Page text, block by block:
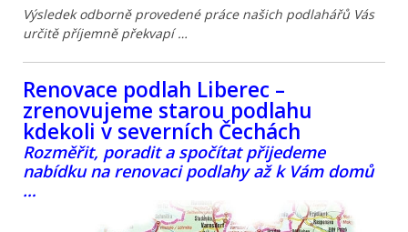
Výsledek odborně provedené práce našich podlahářů Vás
určitě příjemně překvapí …
Renovace podlah Liberec –
zrenovujeme starou podlahu
kdekoli v severních Čechách
Rozměřit, poradit a spočítat přijedeme
nabídku na renovaci podlahy až k Vám domů
…